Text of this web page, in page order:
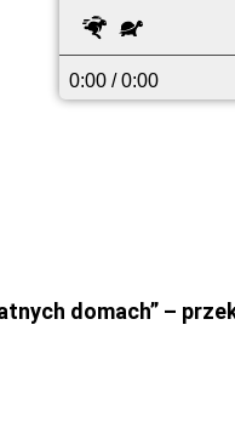
Szybciej
Wolniej
0:00 / 0:00
domach” –